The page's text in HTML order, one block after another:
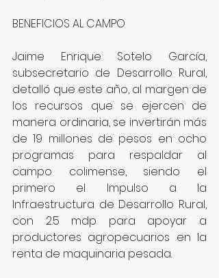
BENEFICIOS AL CAMPO
Jaime Enrique Sotelo García,
subsecretario de Desarrollo Rural,
detalló que este año, al margen de
los recursos que se ejercen de
manera ordinaria, se invertirán más
de 19 millones de pesos en ocho
programas para respaldar al
campo colimense, siendo el
primero el Impulso a la
Infraestructura de Desarrollo Rural,
con 2.5 mdp para apoyar a
productores agropecuarios en la
renta de maquinaria pesada.